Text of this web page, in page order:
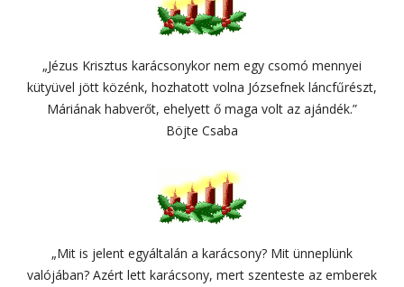
„Jézus Krisztus karácsonykor nem egy csomó mennyei
kütyüvel jött közénk, hozhatott volna Józsefnek láncfűrészt,
Máriának habverőt, ehelyett ő maga volt az ajándék.”
Böjte Csaba
„Mit is jelent egyáltalán a karácsony? Mit ünneplünk
valójában? Azért lett karácsony, mert szenteste az emberek